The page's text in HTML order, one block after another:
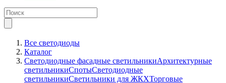
Все светодиоды
Каталог
Светодиодные фасадные светильникиАрхитектурные
светильникиСпотыСветодиодные
светильникиСветильники для ЖКХТорговые